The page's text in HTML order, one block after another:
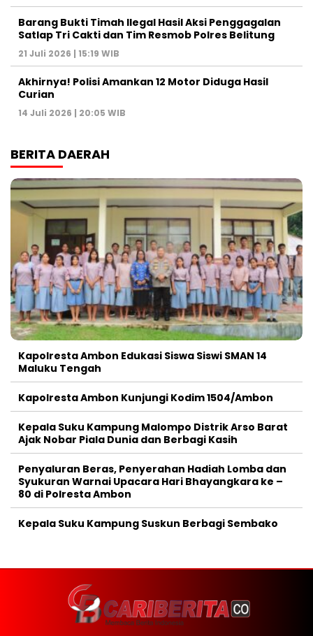
Barang Bukti Timah Ilegal Hasil Aksi Penggagalan
Satlap Tri Cakti dan Tim Resmob Polres Belitung
21 Juli 2026 | 15:19 WIB
Akhirnya! Polisi Amankan 12 Motor Diduga Hasil
Curian
14 Juli 2026 | 20:05 WIB
BERITA DAERAH
Kapolresta Ambon Edukasi Siswa Siswi SMAN 14
Maluku Tengah
Kapolresta Ambon Kunjungi Kodim 1504/Ambon
Kepala Suku Kampung Malompo Distrik Arso Barat
Ajak Nobar Piala Dunia dan Berbagi Kasih
Penyaluran Beras, Penyerahan Hadiah Lomba dan
Syukuran Warnai Upacara Hari Bhayangkara ke –
80 di Polresta Ambon
Kepala Suku Kampung Suskun Berbagi Sembako